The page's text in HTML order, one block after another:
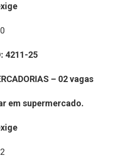
4211-25
– 02 vagas
em supermercado.